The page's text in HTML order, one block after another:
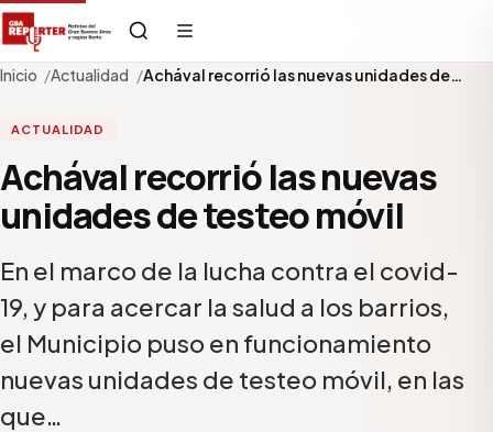
Inicio Actualidad Achával recorrió las nuevas unidades de…
ACTUALIDAD
Achával recorrió las nuevas
unidades de testeo móvil
En el marco de la lucha contra el covid-
19, y para acercar la salud a los barrios,
el Municipio puso en funcionamiento
nuevas unidades de testeo móvil, en las
que…